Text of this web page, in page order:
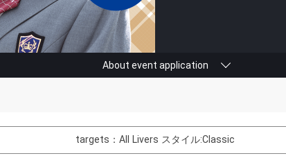
About event application
targets：All Livers スタイル:Classic